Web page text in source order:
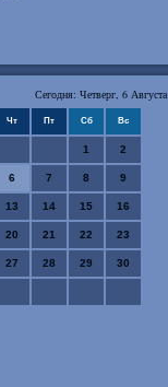
Сегодня: Четверг, 6 Августа
Чт Пт Сб Вс
1 2
6 7 8 9
13 14 15 16
20 21 22 23
27 28 29 30